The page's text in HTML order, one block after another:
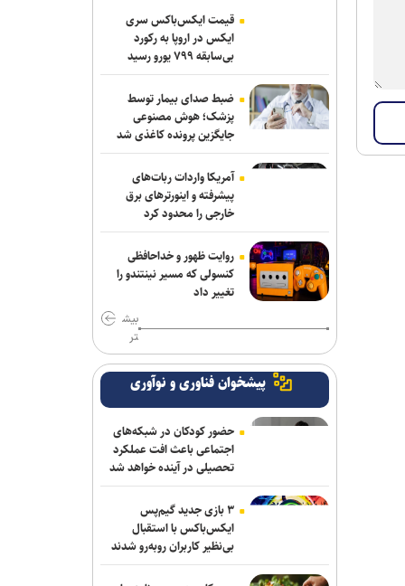
پرسپولیس؛ تشکیل سه مدیریت مستقل
آراسته به نساجی پیوست
اعلام شماره پیراهن بازیکنان پرسپولیس
برای لیگ بیست‌وششم
مسابقات دوومیدانی بلاروس| کسب ۶
مدال توسط ملی‌پوشان ایران
عیسی‌لو به چادرملو اردکان پیوست
تکواندو هانمادانگ ۲۰۲۶| پایان کار
نمایندگان ایران با کسب ۲۶ مدال
اعلام اسامی نامزدهای تایید صلاحیت شده
ریاست فدراسیون بدنسازی و پرورش اندام/
حضور عضو هیات مدیره پرسپولیس
کلباسی به چادرملو پیوست
عالیشاه در یک قدمی گل‌گهر
باقری قراردادش را با پیکان تمدید کرد
قیمت ایکس‌باکس سری
ایکس در اروپا به رکورد
بی‌سابقه ۷۹۹ یورو رسید
ضبط صدای بیمار توسط
پزشک؛ هوش مصنوعی
جایگزین پرونده کاغذی شد
آمریکا واردات ربات‌های
پیشرفته و اینورترهای برق
خارجی را محدود کرد
روایت ظهور و خداحافظی
کنسولی که مسیر نینتندو را
تغییر داد
بیش
تر
پیشخوان فناوری و نوآوری
حضور کودکان در شبکه‌های
اجتماعی باعث افت عملکرد
تحصیلی در آینده خواهد شد
۳ بازی جدید گیم‌پس
ایکس‌باکس با استقبال
بی‌نظیر کاربران روبه‌رو شدند